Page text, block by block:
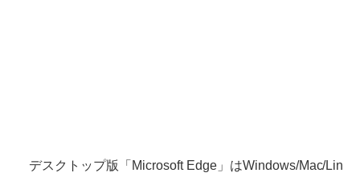
デスクトップ版「Microsoft Edge」はWindows/Mac/Lin